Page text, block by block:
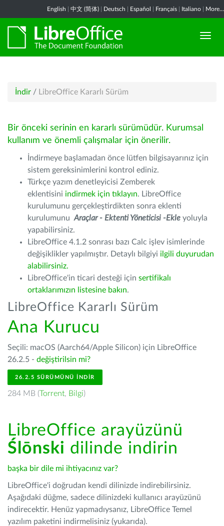
English 中文 (简体) Deutsch Español Français Italiano More...
İndir / LibreOffice Kararlı Sürüm
Bir önceki serinin en kararlı sürümüdür. Kurumsal
kullanım ve önemli çalışmalar için önerilir.
İndirmeye başlamadan önce lütfen bilgisayarınız için
sistem gereksinimlerini kontrol ediniz.
Türkçe yazım denetleyicisi Zemberek
eklentisini indirmek için tıklayın. LibreOffice
kurulumunu gerçekleştirdikten sonra eklenti
kurulumunu Araçlar - Ektenti Yöneticisi -Ekle yoluyla
yapabilirsiniz.
LibreOffice 4.1.2 sonrası bazı Calc işlev isimlerinde
değişiklikler yapılmıştır. Detaylı bilgiyi ilgili duyurudan
alabilirsiniz.
LibreOffice'in ticari desteği için sertifikalı
ortaklarımızın listesine bakın.
LibreOffice Kararlı Sürüm
Ana Kurucu
Seçili: macOS (Aarch64/Apple Silicon) için LibreOffice
26.2.5 - değiştirilsin mi?
26.2.5 SÜRÜMÜNÜ İNDIR
284 MB (Torrent, Bilgi)
LibreOffice arayüzünü
Ślōnski dilinde indirin
başka bir dile mi ihtiyacınız var?
LibreOffice'i doğrudan kendi dilinizde indirebilirsiniz.
Aşağıdaki düğme, sadece dilinizdeki kullanıcı arayüzünü
indirecektir. Henüz yapmadıysanız, LibreOffice Temel
yazılım paketini indirmelisiniz (yukarıda).